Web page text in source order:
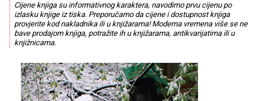
Cijene knjiga su informativnog karaktera, navodimo prvu cijenu po
izlasku knjige iz tiska. Preporučamo da cijene i dostupnost knjiga
provjerite kod nakladnika ili u knjižarama! Moderna vremena više se ne
bave prodajom knjiga, potražite ih u knjižarama, antikvarijatima ili u
knjižnicama.